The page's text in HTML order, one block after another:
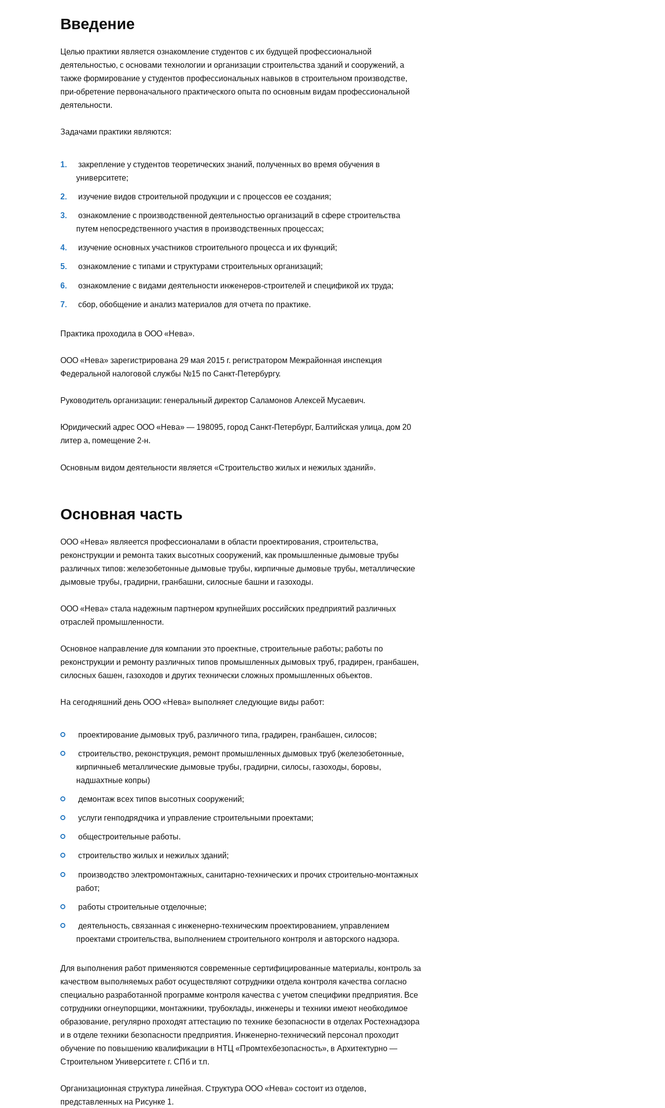
Введение
Целью практики является ознакомление студентов с их будущей профессиональной
деятельностью, с основами технологии и организации строительства зданий и сооружений, а
также формирование у студентов профессиональных навыков в строительном производстве,
при-обретение первоначального практического опыта по основным видам профессиональной
деятельности.
Задачами практики являются:
закрепление у студентов теоретических знаний, полученных во время обучения в
университете;
изучение видов строительной продукции и с процессов ее создания;
ознакомление с производственной деятельностью организаций в сфере строительства
путем непосредственного участия в производственных процессах;
изучение основных участников строительного процесса и их функций;
ознакомление с типами и структурами строительных организаций;
ознакомление с видами деятельности инженеров-строителей и спецификой их труда;
сбор, обобщение и анализ материалов для отчета по практике.
Практика проходила в ООО «Нева».
ООО «Нева» зарегистрирована 29 мая 2015 г. регистратором Межрайонная инспекция
Федеральной налоговой службы №15 по Санкт-Петербургу.
Руководитель организации: генеральный директор Саламонов Алексей Мусаевич.
Юридический адрес ООО «Нева» — 198095, город Санкт-Петербург, Балтийская улица, дом 20
литер а, помещение 2-н.
Основным видом деятельности является «Строительство жилых и нежилых зданий».
Основная часть
ООО «Нева» являеется профессионалами в области проектирования, строительства,
реконструкции и ремонта таких высотных сооружений, как промышленные дымовые трубы
различных типов: железобетонные дымовые трубы, кирпичные дымовые трубы, металлические
дымовые трубы, градирни, гранбашни, силосные башни и газоходы.
ООО «Нева» стала надежным партнером крупнейших российских предприятий различных
отраслей промышленности.
Основное направление для компании это проектные, строительные работы; работы по
реконструкции и ремонту различных типов промышленных дымовых труб, градирен, гранбашен,
силосных башен, газоходов и других технически сложных промышленных объектов.
На сегодняшний день ООО «Нева» выполняет следующие виды работ:
проектирование дымовых труб, различного типа, градирен, гранбашен, силосов;
строительство, реконструкция, ремонт промышленных дымовых труб (железобетонные,
кирпичные6 металлические дымовые трубы, градирни, силосы, газоходы, боровы,
надшахтные копры)
демонтаж всех типов высотных сооружений;
услуги генподрядчика и управление строительными проектами;
общестроительные работы.
строительство жилых и нежилых зданий;
производство электромонтажных, санитарно-технических и прочих строительно-монтажных
работ;
работы строительные отделочные;
деятельность, связанная с инженерно-техническим проектированием, управлением
проектами строительства, выполнением строительного контроля и авторского надзора.
Для выполнения работ применяются современные сертифицированные материалы, контроль за
качеством выполняемых работ осуществляют сотрудники отдела контроля качества согласно
специально разработанной программе контроля качества с учетом специфики предприятия. Все
сотрудники огнеупорщики, монтажники, трубоклады, инженеры и техники имеют необходимое
образование, регулярно проходят аттестацию по технике безопасности в отделах Ростехнадзора
и в отделе техники безопасности предприятия. Инженерно-технический персонал проходит
обучение по повышению квалификации в НТЦ «Промтехбезопасность», в Архитектурно —
Строительном Университете г. СПб и т.п.
Организационная структура линейная. Структура ООО «Нева» состоит из отделов,
представленных на Рисунке 1.